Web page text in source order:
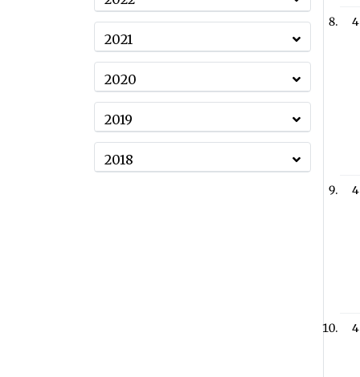
2021
2020
2019
2018